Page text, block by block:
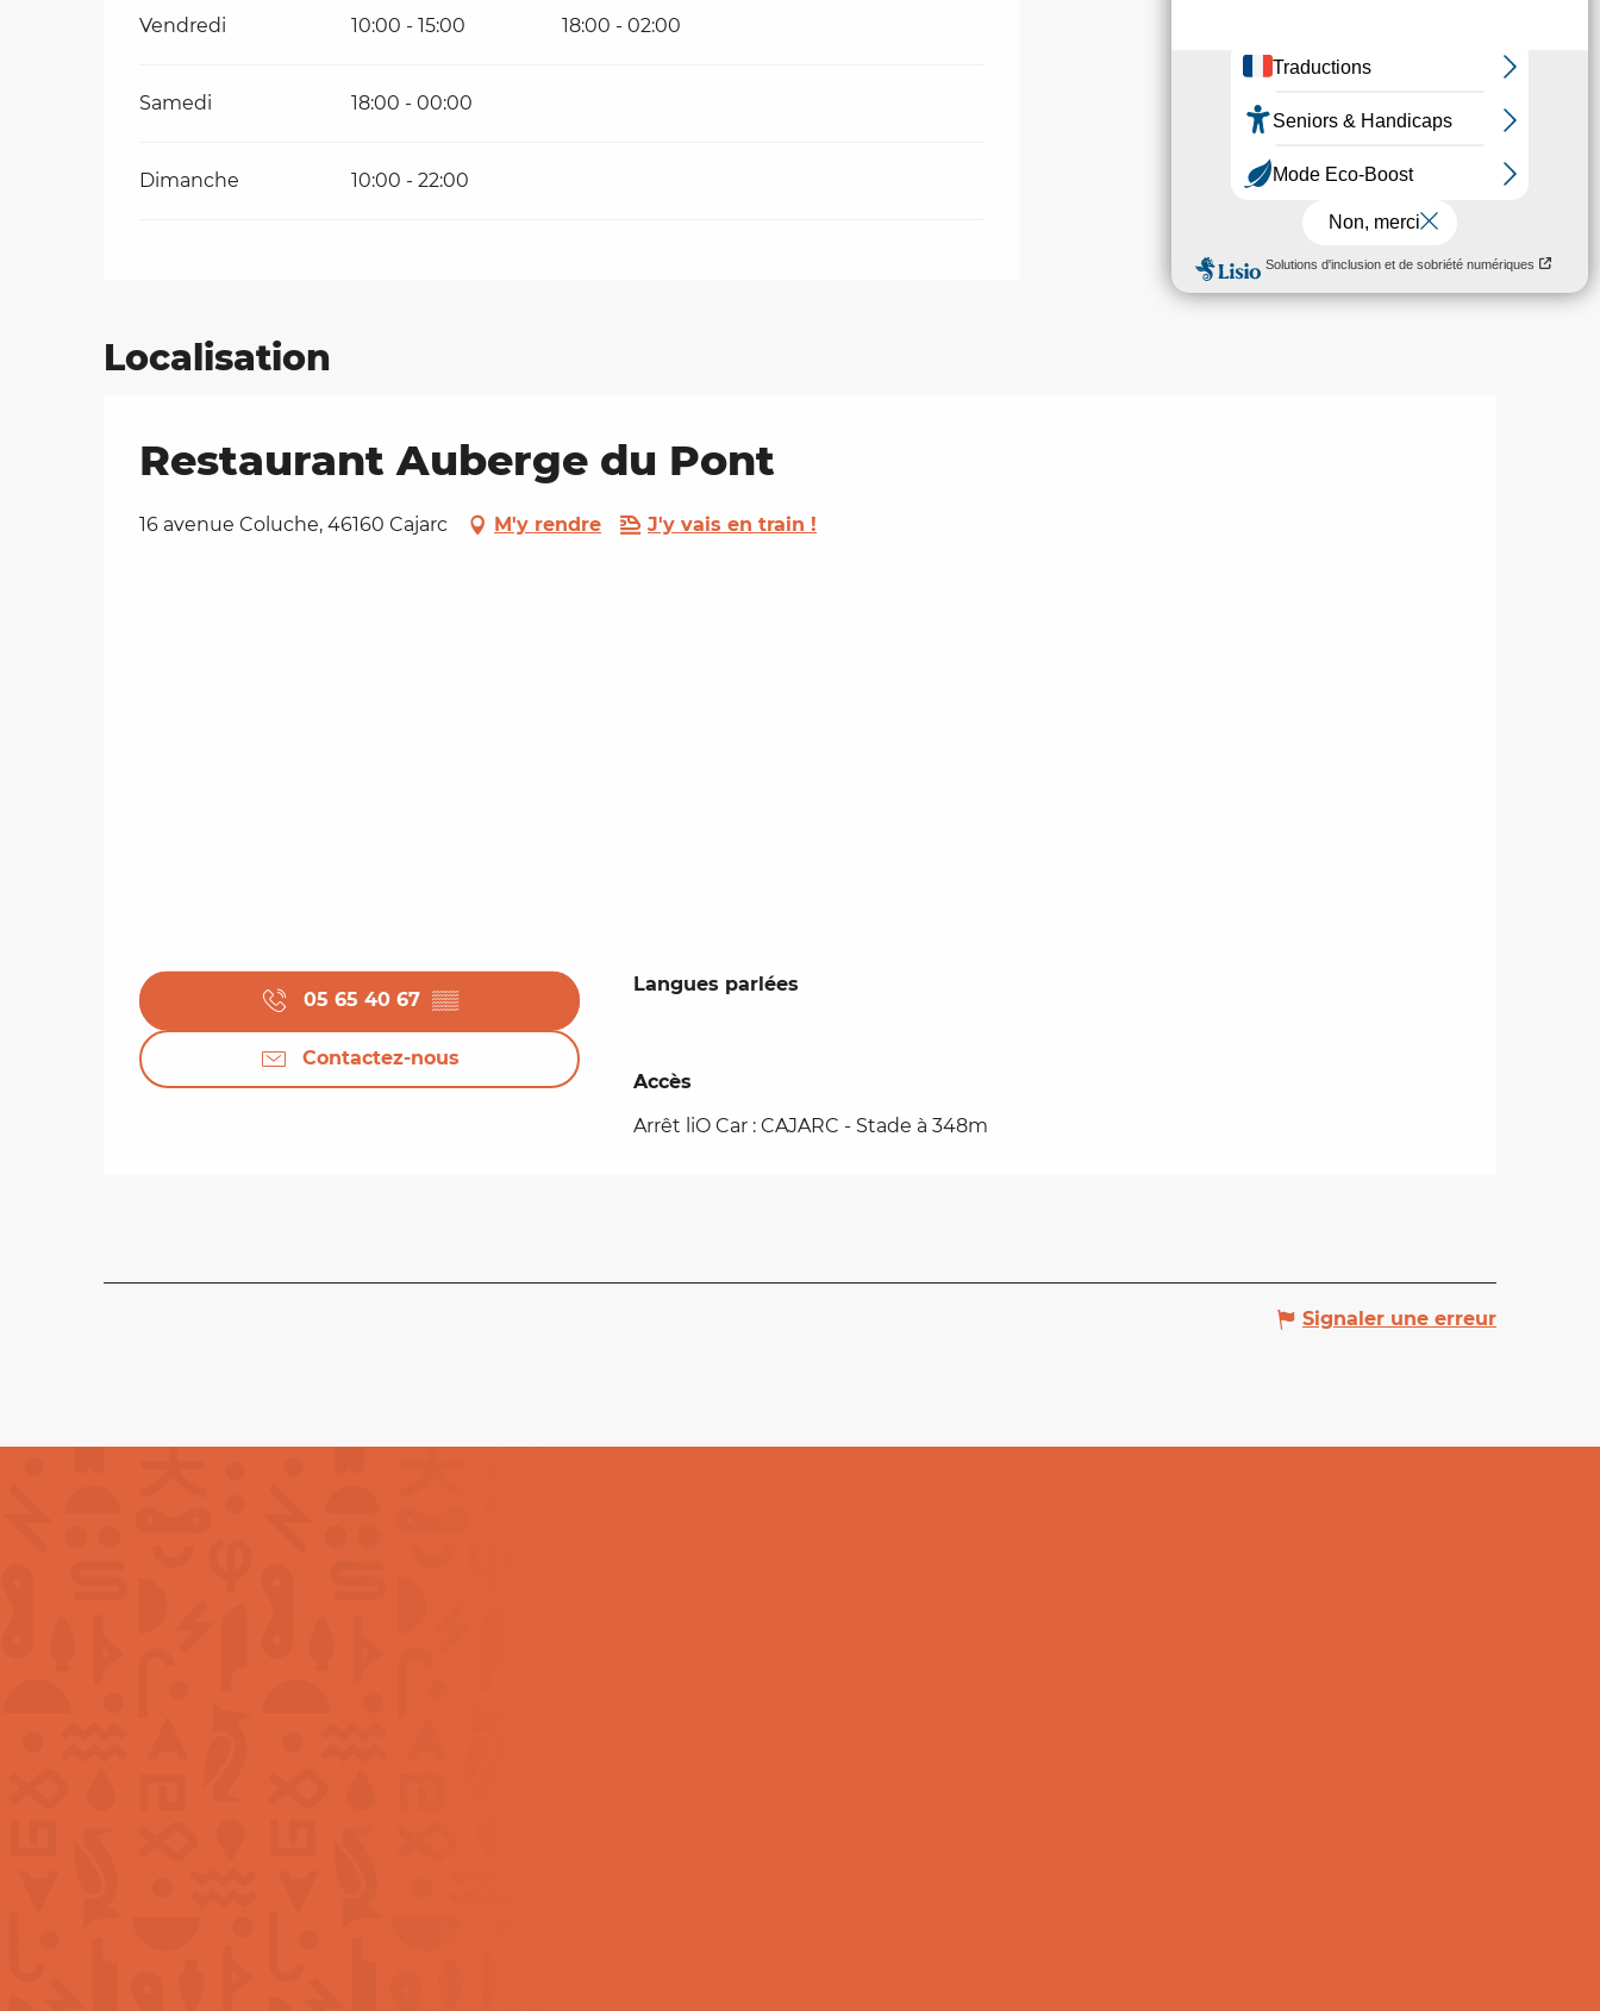
Vendredi 10:00 - 15:00 18:00 - 02:00
Samedi 18:00 - 00:00
Dimanche 10:00 - 22:00
Localisation
Restaurant Auberge du Pont
16 avenue Coluche, 46160 Cajarc M'y rendre J'y vais en train !
05 65 40 67 ▒▒
Contactez-nous
Langues parlées
Langues parlées
Accès
Accès
Arrêt liO Car : CAJARC - Stade à 348m
Signaler une erreur